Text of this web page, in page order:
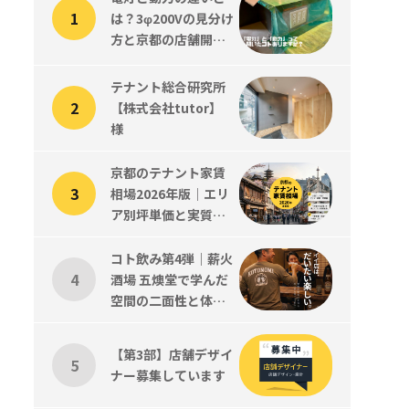
は？3φ200Vの見分け
方と京都の店舗開業
と
テナント総合研究所
【株式会社tutor】
様
京都のテナント家賃
相場2026年版｜エリ
ア別坪単価と実質コ
コト飲み第4弾｜薪火
酒場 五燠堂で学んだ
空間の二面性と体験
【第3部】店舗デザイ
ナー募集しています